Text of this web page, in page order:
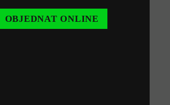
OBJEDNAT ONLINE